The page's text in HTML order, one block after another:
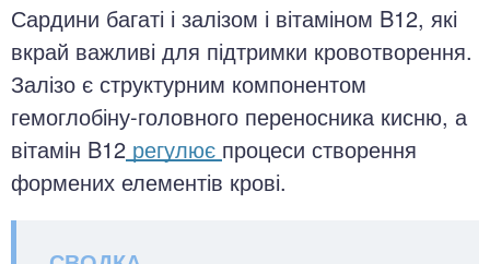
Сардини багаті і залізом і вітаміном B12, які
вкрай важливі для підтримки кровотворення.
Залізо є структурним компонентом
гемоглобіну-головного переносника кисню, а
вітамін B12 регулює процеси створення
формених елементів крові.